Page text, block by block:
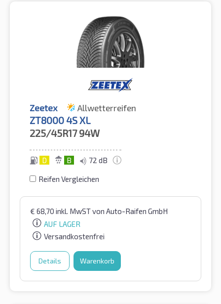
Zeetex Allwetterreifen
ZT8000 4S XL
225/45R17 94W
D B 72 dB
Reifen Vergleichen
€ 68,70 inkl. MwSTvon Auto-Raifen GmbH
AUF LAGER
Versandkostenfrei
Details Warenkorb